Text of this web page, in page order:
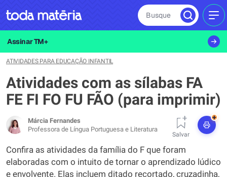
Busque
Assinar TM+
ATIVIDADES PARA EDUCAÇÃO INFANTIL
Atividades com as sílabas FA
FE FI FO FU FÃO (para imprimir)
Márcia Fernandes
Professora de Língua Portuguesa e Literatura
Salvar
+
Confira as atividades da família do F que foram
elaboradas com o intuito de tornar o aprendizado lúdico
e envolvente. Elas incluem ditado recortado, cruzadinha,